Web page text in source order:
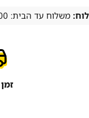
משלוח עד הבית: ₪160.00